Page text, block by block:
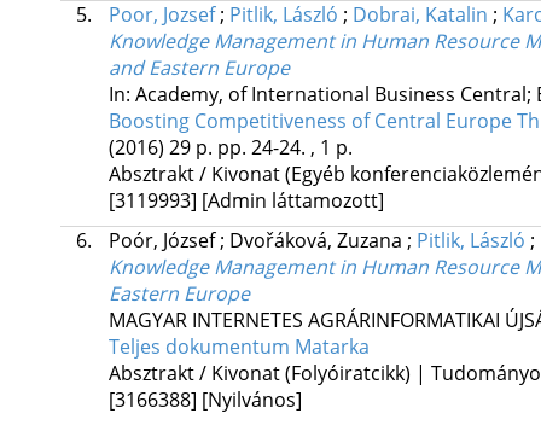
5.
Poor, Jozsef; Pitlik, László ; Dobrai, Katalin ;
Knowledge Management in Human Resource
and Eastern Europe
In: Academy, of International Business
Boosting Competitiveness of Central Europe
(2016) 29 p. pp. 24-24. , 1 p.
Absztrakt / Kivonat (Egyéb
[3119993] [Admin láttamozott]
6.
Poór, József; Dvořáková, Zuzana ; Pitlik, László ;
Knowledge Management in Human Resource
Eastern Europe
MAGYAR INTERNETES AGRÁRINFORMATIKAI
Teljes dokumentum Matarka
Absztrakt / Kivonat (Folyóiratcikk) |
[3166388] [Nyilvános]